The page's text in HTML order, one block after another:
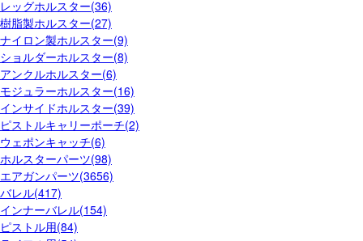
レッグホルスター(36)
樹脂製ホルスター(27)
ナイロン製ホルスター(9)
ショルダーホルスター(8)
アンクルホルスター(6)
モジュラーホルスター(16)
インサイドホルスター(39)
ピストルキャリーポーチ(2)
ウェポンキャッチ(6)
ホルスターパーツ(98)
エアガンパーツ(3656)
バレル(417)
インナーバレル(154)
ピストル用(84)